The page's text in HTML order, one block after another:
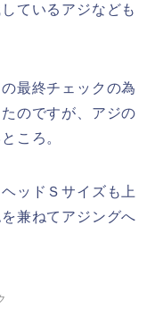
ているアジなども
最終チェックの為
のですが、アジの
ころ。
ッドＳサイズも上
兼ねてアジングへ